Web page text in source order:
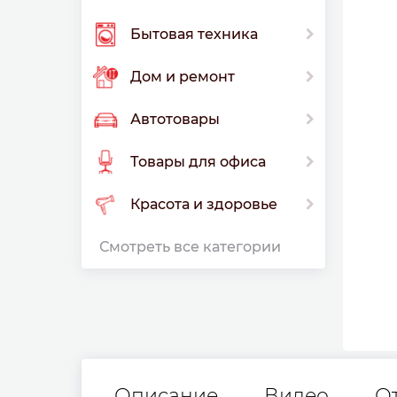
Бытовая техника
Дом и ремонт
Автотовары
Товары для офиса
Красота и здоровье
Смотреть все категории